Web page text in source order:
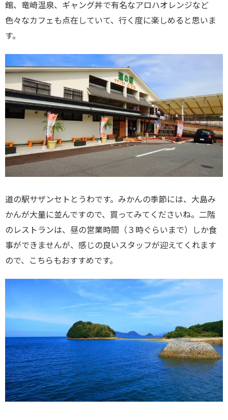
館、竜崎温泉、ギャング丼で有名なアロハオレンジなど
色々なカフェも点在していて、行く度に楽しめると思いま
す。
道の駅サザンセトとうわです。みかんの季節には、大島み
かんが大量に並んですので、買ってみてくださいね。二階
のレストランは、昼の営業時間（３時ぐらいまで）しか食
事ができませんが、感じの良いスタッフが迎えてくれます
ので、こちらもおすすめです。